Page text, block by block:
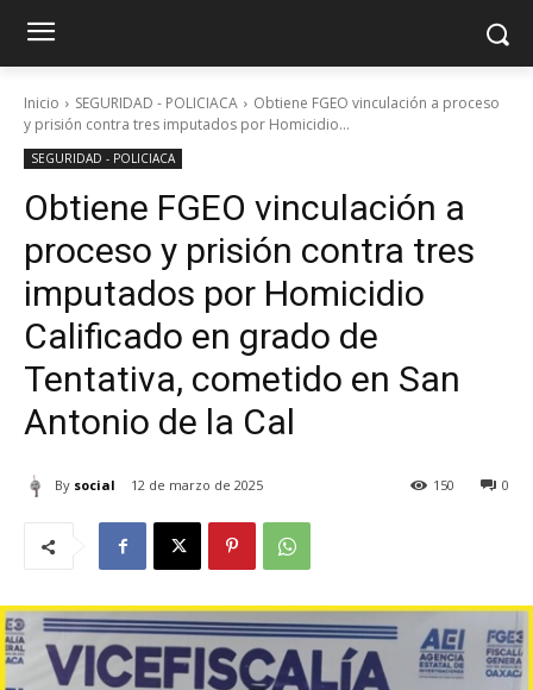
Inicio SEGURIDAD - POLICIACA
Obtiene FGEO vinculación a proceso
y prisión contra tres imputados por Homicidio...
SEGURIDAD - POLICIACA
Obtiene FGEO vinculación a
proceso y prisión contra tres
imputados por Homicidio
Calificado en grado de
Tentativa, cometido en San
Antonio de la Cal
By social 12 de marzo de 2025 0
150